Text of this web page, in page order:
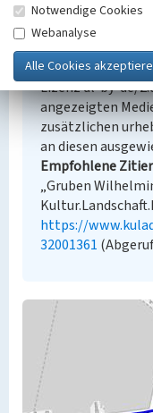
Empfohlene
Der hier
Lizenz dl-by-de/
angezeigten
zusätzlichen
an diesen
Empfohlene
„Gruben
https://
32001361
Notwendige Cookies
Webanalyse